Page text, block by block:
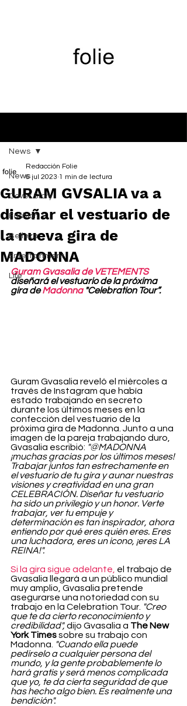
News
Cover Story
Fashion
Belleza
Entertainment
Life
News
GURAM GVSALIA va a
diseñar el vestuario de
la nueva gira de
MADONNA
Redacción Folie
6 jul 2023 1 min de lectura
Guram Gvasalia de VETEMENTS
diseñará el vestuario de la próxima
gira de Madonna "Celebration Tour”.
Guram Gvasalia reveló el miércoles a
través de Instagram que había
estado trabajando en secreto
durante los últimos meses en la
confección del vestuario de la
próxima gira de Madonna. Junto a una
imagen de la pareja trabajando duro,
Gvasalia escribió: "@MADONNA
¡muchas gracias por los últimos meses!
Trabajar juntos tan estrechamente en
el vestuario de tu gira y aunar nuestras
visiones y creatividad en una gran
CELEBRACIÓN. Diseñar tu vestuario
ha sido un privilegio y un honor. Verte
trabajar, ver tu empuje y
determinación es tan inspirador, ahora
entiendo por qué eres quién eres. Eres
una luchadora, eres un icono, ¡eres LA
REINA!".
Si la gira sigue adelante, el trabajo de
Gvasalia llegará a un público mundial
muy amplio, Gvasalia pretende
asegurarse una notoriedad con su
trabajo en la Celebration Tour. "Creo
que te da cierto reconocimiento y
credibilidad", dijo Gvasalia a The New
York Times sobre su trabajo con
Madonna.
"Cuando ella puede
pedírselo a cualquier persona del
mundo, y la gente probablemente lo
hará gratis y será menos complicada
que yo, te da cierta seguridad de que
has hecho algo bien. Es realmente una
bendición".